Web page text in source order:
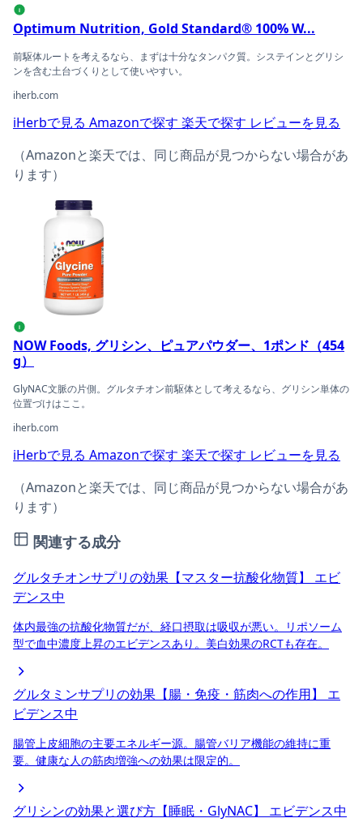
i
Optimum Nutrition, Gold Standard® 100% W...
前駆体ルートを考えるなら、まずは十分なタンパク質。システインとグリシ
ンを含む土台づくりとして使いやすい。
iherb.com
iHerbで見る Amazonで探す 楽天で探す レビューを見る
（Amazonと楽天では、同じ商品が見つからない場合があ
ります）
NOW Foods, グリシン、ピュアパウダー、1ポンド（454 g
i
NOW Foods, グリシン、ピュアパウダー、1ポンド（454
g）
GlyNAC文脈の片側。グルタチオン前駆体として考えるなら、グリシン単体の
位置づけはここ。
iherb.com
iHerbで見る Amazonで探す 楽天で探す レビューを見る
（Amazonと楽天では、同じ商品が見つからない場合があ
ります）
関連する成分
グルタチオンサプリの効果【マスター抗酸化物質】
エビ
デンス中
体内最強の抗酸化物質だが、経口摂取は吸収が悪い。リポソーム
型で血中濃度上昇のエビデンスあり。美白効果のRCTも存在。
グルタミンサプリの効果【腸・免疫・筋肉への作用】
エ
ビデンス中
腸管上皮細胞の主要エネルギー源。腸管バリア機能の維持に重
要。健康な人の筋肉増強への効果は限定的。
グリシンの効果と選び方【睡眠・GlyNAC】 エビデンス中